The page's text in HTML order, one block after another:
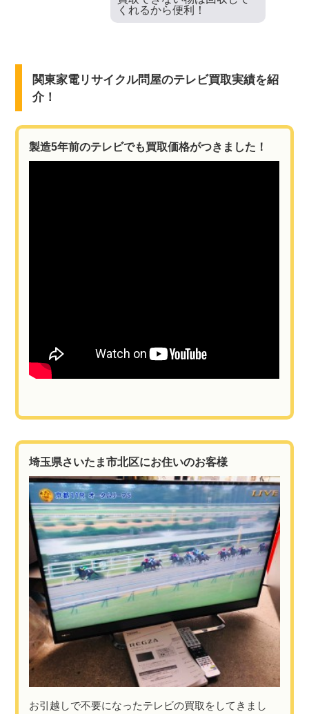
くれるから便利！
関東家電リサイクル問屋のテレビ買取実績を紹
介！
製造5年前のテレビでも買取価格がつきました！
埼玉県さいたま市北区にお住いのお客様
お引越しで不要になったテレビの買取をしてきまし